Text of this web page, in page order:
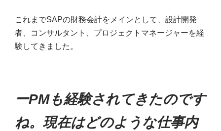
これまでSAPの財務会計をメインとして、設計開発
者、コンサルタント、プロジェクトマネージャーを経
験してきました。
ーPMも経験されてきたのです
ね。現在はどのような仕事内